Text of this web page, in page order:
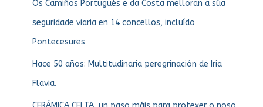
Os Camiños Portugués e da Costa melloran a súa
seguridade viaria en 14 concellos, incluído
Pontecesures
Hace 50 años: Multitudinaria peregrinación de Iria
Flavia.